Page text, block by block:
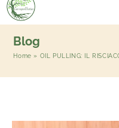
Blog
Home » OIL PULLING: IL